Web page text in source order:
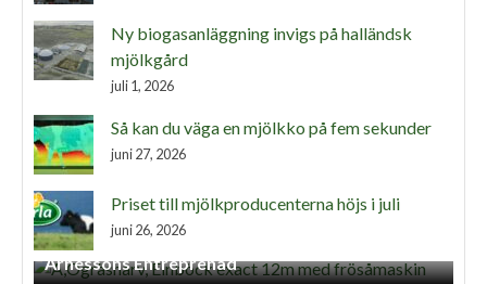
Ny biogasanläggning invigs på halländsk
mjölkgård
juli 1, 2026
Så kan du väga en mjölkko på fem sekunder
juni 27, 2026
Priset till mjölkproducenterna höjs i juli
juni 26, 2026
Väståkra Gård